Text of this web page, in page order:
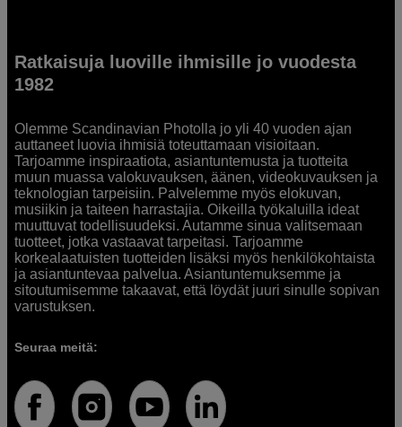
Ratkaisuja luoville ihmisille jo vuodesta
1982
Olemme Scandinavian Photolla jo yli 40 vuoden ajan
auttaneet luovia ihmisiä toteuttamaan visioitaan.
Tarjoamme inspiraatiota, asiantuntemusta ja tuotteita
muun muassa valokuvauksen, äänen, videokuvauksen ja
teknologian tarpeisiin. Palvelemme myös elokuvan,
musiikin ja taiteen harrastajia. Oikeilla työkaluilla ideat
muuttuvat todellisuudeksi. Autamme sinua valitsemaan
tuotteet, jotka vastaavat tarpeitasi. Tarjoamme
korkealaatuisten tuotteiden lisäksi myös henkilökohtaista
ja asiantuntevaa palvelua. Asiantuntemuksemme ja
sitoutumisemme takaavat, että löydät juuri sinulle sopivan
varustuksen.
Seuraa meitä: